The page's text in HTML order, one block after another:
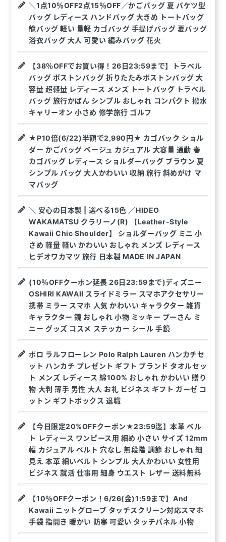
＼1点10％OFF2点15％OFF／かごバッグ 夏 バケツ型
バッグ レディース ハンドバッグ 大きめ トートバッグ
籠バッグ 軽い 量軽 カゴバッグ 手提げバッグ 夏バッグ
浴衣バッグ 大人 可愛い 編みバッグ 花火
【38％OFFでお買い得！26日23:59まで】トラベル
バッグ ボストンバッグ 折りたたみボストンバッグ 大
容量 超軽量 レディース メンズ トートバッグ トラベル
バッグ 旅行かばん シンプル おしゃれ コンパクト 撥水
キャリーオン 小さめ 修学旅行 ゴルフ
★P10倍(6/22)半額で2,990円★ カゴバック ショル
ダー かごバッグ ベージュ カジュアル 大容量 通勤 春
カゴバッグ レディース ショルダーバッグ ブラウン 夏
シンプル バッグ 大人かわいい 収納 旅行 斜めがけ マ
マバッグ
＼ 安心の日本製 | 選べる15色 ／HIDEO
WAKAMATSU クラリーノ(R) 【Leather-Style
Kawaii Chic Shoulder】 ショルダーバッグ ミニ 小
さめ 軽量 軽い かわいい おしゃれ メンズ レディース
ヒデオワカマツ 旅行 日本製 MADE IN JAPAN
(10％OFFクーポン延長 26日23:59まで)ディズニー
OSHIRI KAWAII スライドミラー スマホアクセサリー
携帯 ミラー スマホ 人気 かわいい キャラクター 雑貨
キャラクター 鏡 おしゃれ 小物 ミッキー プーさん ミ
ニー グッズ コスメ ステッカー シール 手鏡
ポロ ラルフローレン Polo Ralph Lauren ハンカチセ
ット ハンカチ プレゼント ギフト ブランド タオルセッ
ト メンズ レディース 綿100% おしゃれ かわいい 贈り
物 大判 薄手 男性 大人 お礼 ビジネス ギフト ガーゼ コ
ットン ギフトボックス 退職
【今日限定20%OFFクーポン★23:59迄】本革 ベル
ト レディース ワンピース用 細め 小さい サイズ 12mm
幅 カジュアル ベルト 穴なし 無段階 調節 おしゃれ 細
見え 本革 細いベルト シンプル 大人かわいい 女性用
ビジネス 就活 仕事用 細身 ウエスト レザー 送料無料
【10％OFFクーポン！6/26(金)1:59まで】And
Kawaii ニットグローブ タッチスクリーン対応スマホ
手袋 指開き 暖かい 防寒 可愛い タッチパネル 小物